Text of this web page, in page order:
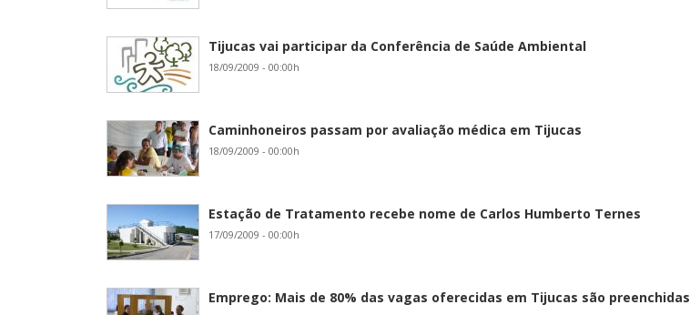
Tijucas vai participar da Conferência de Saúde Ambiental
18/09/2009 - 00:00h
Caminhoneiros passam por avaliação médica em Tijucas
18/09/2009 - 00:00h
Estação de Tratamento recebe nome de Carlos Humberto Ternes
17/09/2009 - 00:00h
Emprego: Mais de 80% das vagas oferecidas em Tijucas são preenchidas